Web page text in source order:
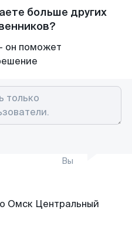
больше других
он поможет
Вы